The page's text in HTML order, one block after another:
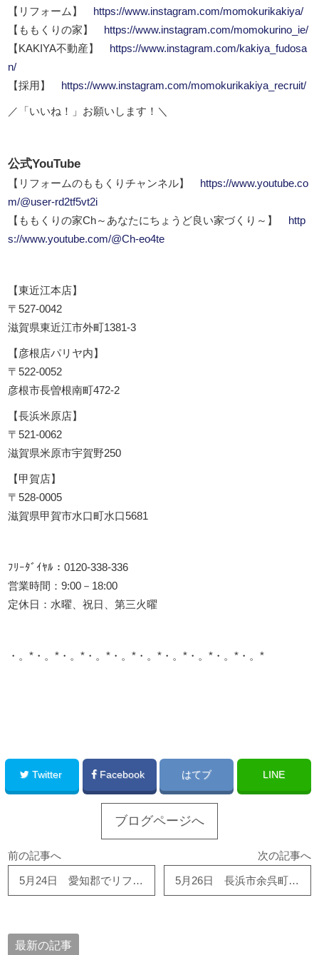
【リフォーム】
https://www.instagram.com/momokurikakiya/
【ももくりの家】
https://www.instagram.com/momokurino_ie/
【KAKIYA不動産】
https://www.instagram.com/kakiya_fudosa
n/
【採用】
https://www.instagram.com/momokurikakiya_recruit/
／「いいね！」お願いします！＼
公式YouTube
【リフォームのももくりチャンネル】
https://www.youtube.co
m/@user-rd2tf5vt2i
【ももくりの家Ch～あなたにちょうど良い家づくり～】
http
s://www.youtube.com/@Ch-eo4te
【東近江本店】
〒527-0042
滋賀県東近江市外町1381-3
【彦根店パリヤ内】
〒522-0052
彦根市長曽根南町472-2
【長浜米原店】
〒521-0062
滋賀県米原市宇賀野250
【甲賀店】
〒528-0005
滋賀県甲賀市水口町水口5681
ﾌﾘｰﾀﾞｲﾔﾙ：0120-338-336
営業時間：9:00－18:00
定休日：水曜、祝日、第三火曜
・。*・。*・。*・。*・。*・。*・。*・。*・。*・。*
Twitter Facebook はてブ LINE
ブログページへ
前の記事へ
5月24日 愛知郡でリフォームするなら桃栗柿屋！
次の記事へ
5月26日 長浜市余呉町 システムバス取付工事完了しました！
最新の記事